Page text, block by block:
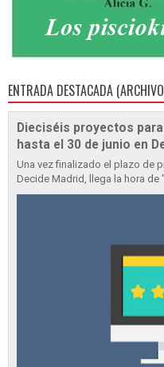
ENTRADA DESTACADA
Dieciséis proyectos
hasta el 30 de junio en
Una vez finalizado el plazo de
Decide Madrid, llega la hora